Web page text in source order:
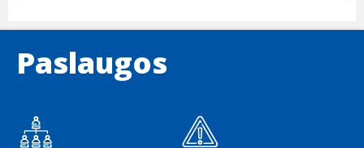
Paslaugos